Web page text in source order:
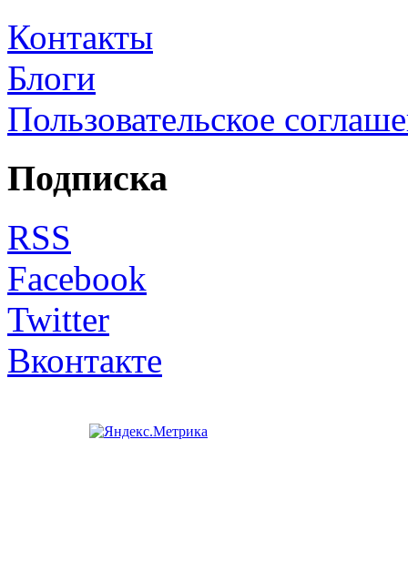
Контакты
Блоги
Пользовательское
Подписка
RSS
Facebook
Twitter
Вконтакте